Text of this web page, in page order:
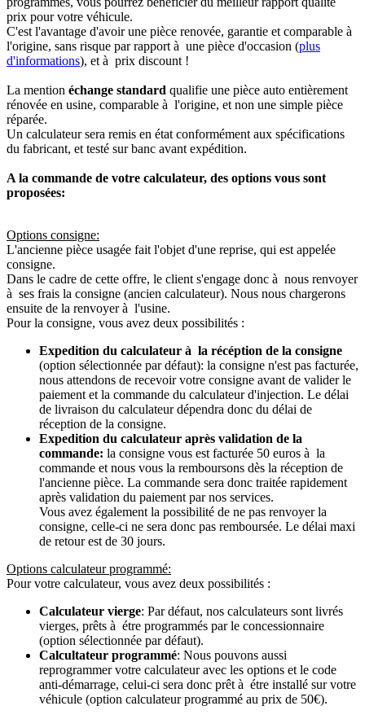
prix pour votre véhicule.
C'est l'avantage d'avoir une pièce renovée, garantie et comparable à
l'origine, sans risque par rapport à une pièce d'occasion (plus
d'informations), et à prix discount !
La mention échange standard qualifie une pièce auto entièrement
rénovée en usine, comparable à l'origine, et non une simple pièce
réparée.
Un calculateur sera remis en état conformément aux spécifications
du fabricant, et testé sur banc avant expédition.
A la commande de votre calculateur, des options vous sont
proposées:
Options consigne:
L'ancienne pièce usagée fait l'objet d'une reprise, qui est appelée
consigne.
Dans le cadre de cette offre, le client s'engage donc à nous renvoyer
à ses frais la consigne (ancien calculateur). Nous nous chargerons
ensuite de la renvoyer à l'usine.
Pour la consigne, vous avez deux possibilités :
Expedition du calculateur à la récéption de la consigne
(option sélectionnée par défaut): la consigne n'est pas facturée,
nous attendons de recevoir votre consigne avant de valider le
paiement et la commande du calculateur d'injection. Le délai
de livraison du calculateur dépendra donc du délai de
réception de la consigne.
Expedition du calculateur après validation de la
commande: la consigne vous est facturée 50 euros à la
commande et nous vous la remboursons dès la réception de
l'ancienne pièce. La commande sera donc traitée rapidement
après validation du paiement par nos services.
Vous avez également la possibilité de ne pas renvoyer la
consigne, celle-ci ne sera donc pas remboursée. Le délai maxi
de retour est de 30 jours.
Options calculateur programmé:
Pour votre calculateur, vous avez deux possibilités :
Calculateur vierge: Par défaut, nos calculateurs sont livrés
vierges, prêts à étre programmés par le concessionnaire
(option sélectionnée par défaut).
Calcultateur programmé: Nous pouvons aussi
reprogrammer votre calculateur avec les options et le code
anti-démarrage, celui-ci sera donc prêt à étre installé sur votre
véhicule (option calculateur programmé au prix de 50€).